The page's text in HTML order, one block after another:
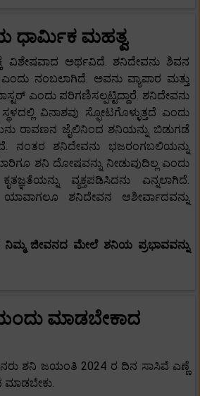
ಮಹತ್ವ
ವಿಶೇಷವಾದ ಅರ್ಥವಿದೆ. ಶನಿದೇವನು ಶಿವನ
ನಂಬಲಾಗಿದೆ. ಅವನು ವ್ಯಾಪಾರ ಮತ್ತು
ಎಂದು ಪರಿಗಣಿಸಲ್ಪಟ್ಟಿದ್ದಾರೆ. ಶನಿದೇವನು
ವಿನಾಶವು ಸ್ಫೋಟಗೊಳ್ಳುತ್ತದೆ ಎಂದು
ರಾವಣನ ಜೈಲಿನಿಂದ ಶನಿಯನ್ನು ಬಿಡುಗಡೆ
ಶನಿದೇವನು ಭಜರಂಗಬಲಿಯನ್ನು
ಶನಿ ದೋಷವನ್ನು ನೀಡುವುದಿಲ್ಲ ಎಂದು
ವ್ಯಕ್ತಪಡಿಸಿದನು ಎನ್ನಲಾಗಿದೆ.
ಯಾವಾಗಲೂ ಶನಿದೇವನ ಆಶೀರ್ವಾದವನ್ನು
ಜೀವನದ ಮೇಲೆ ಶನಿಯ ಪ್ರಭಾವವನ್ನು
ಮಾಡಬೇಕಾದ
ಶನಿ ಜಯಂತಿ 2024 ರ ದಿನ ಸಾಸಿವೆ ಎಣ್ಣೆ
ಮಾಡಬೇಕು.